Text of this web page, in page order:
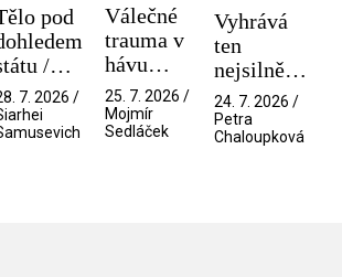
pod
/
7. 2026 /
Válečné
trauma v
hávu
spektáklu
/ Odyssea
25. 7. 2026 /
Mojmír
Sedláček
Vyhrává
ten
nejsilnější
/ V nitru
manosféry
24. 7. 2026 /
Petra
Chaloupková